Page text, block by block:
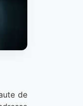
de